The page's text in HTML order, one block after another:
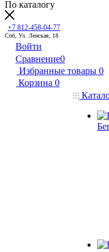
По каталогу
+7 812-458-04-77
Спб, Ул. Ленская, 18
Войти
Сравнение0
Избранные товары 0
Корзина 0